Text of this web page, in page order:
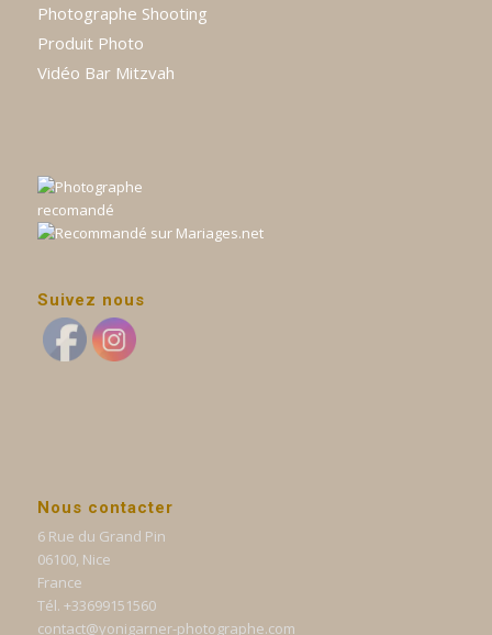
Photographe Shooting
Produit Photo
Vidéo Bar Mitzvah
Suivez nous
Nous contacter
6 Rue du Grand Pin
06100, Nice
France
Tél. +33699151560
contact@yonigarner-photographe.com